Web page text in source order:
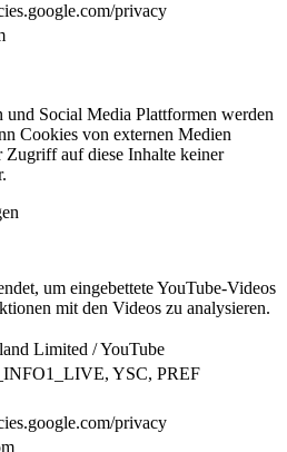
privacy
Social Media Plattformen werden
Cookies von externen Medien
Zugriff auf diese Inhalte keiner
um eingebettete YouTube-Videos
mit den Videos zu analysieren.
Limited / YouTube
YSC, PREF
privacy